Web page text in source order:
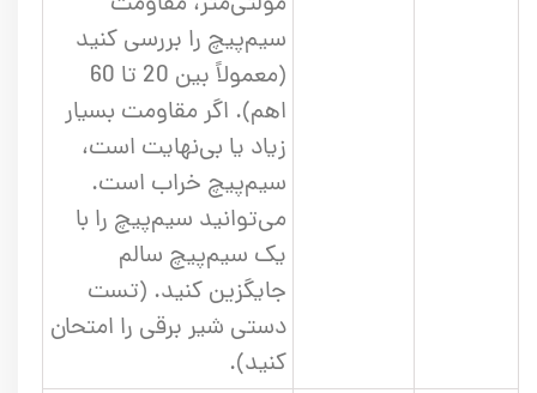
سیم‌پیچ را بررسی کنید
(معمولاً بین 20 تا 60
اهم). اگر مقاومت بسیار
زیاد یا بی‌نهایت است،
سیم‌پیچ خراب است.
می‌توانید سیم‌پیچ را با
یک سیم‌پیچ سالم
جایگزین کنید. (تست
دستی شیر برقی را امتحان
کنید).